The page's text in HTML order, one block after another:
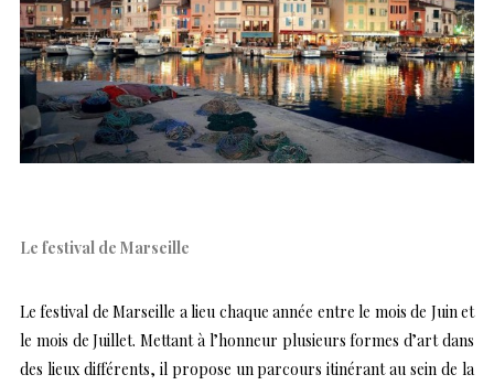
Le festival de Marseille
Le festival de Marseille a lieu chaque année entre le mois de Juin et
le mois de Juillet. Mettant à l’honneur plusieurs formes d’art dans
des lieux différents, il propose un parcours itinérant au sein de la